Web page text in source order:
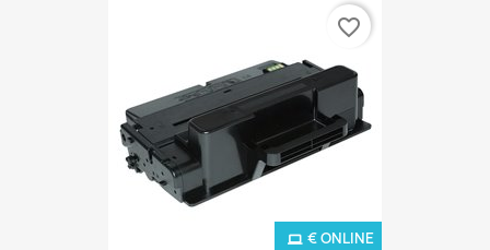
€ ONLINE
favorite_border